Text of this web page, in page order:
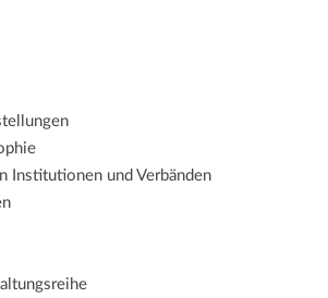
Institutionen und Verbänden